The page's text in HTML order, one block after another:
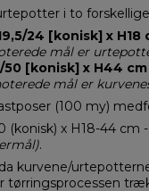
i to
24 [konisk] x H18
mål er
50 [konisk] x H44
mål er
(100 my)
(konisk) x H18-44 cm
.
kurvene/
tørringsprocessen